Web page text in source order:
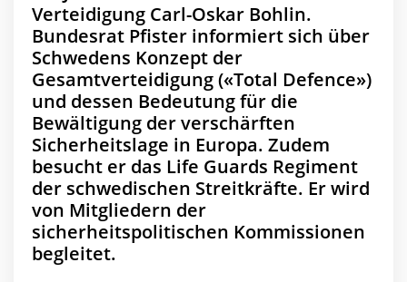
Verteidigung Carl-Oskar Bohlin.
Bundesrat Pfister informiert sich über
Schwedens Konzept der
Gesamtverteidigung («Total Defence»)
und dessen Bedeutung für die
Bewältigung der verschärften
Sicherheitslage in Europa. Zudem
besucht er das Life Guards Regiment
der schwedischen Streitkräfte. Er wird
von Mitgliedern der
sicherheitspolitischen Kommissionen
begleitet.